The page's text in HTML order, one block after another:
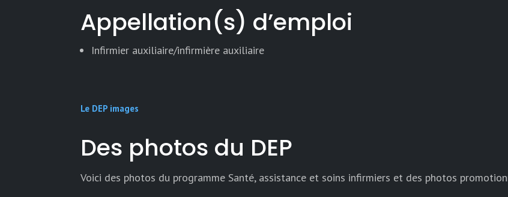
Appellation(s) d’emploi
Infirmier auxiliaire/infirmière auxiliaire
Le DEP images
Des photos du DEP
Voici des photos du programme Santé, assistance et soins infirmiers et des photos